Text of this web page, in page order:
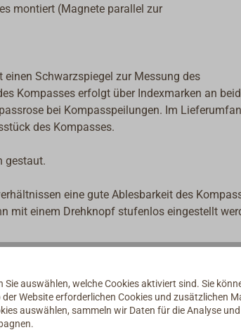
montiert (Magnete parallel zur
Schwarzspiegel zur Messung des
Kompasses erfolgt über Indexmarken an
bei Kompasspeilungen. Im
des Kompasses.
gestaut.
eine gute Ablesbarkeit des
mit einem Drehknopf stufenlos eingestellt
Sie auswählen, welche Cookies aktiviert sind. Sie
der Website erforderlichen Cookies und zusätzlichen
auswählen, sammeln wir Daten für die Analyse